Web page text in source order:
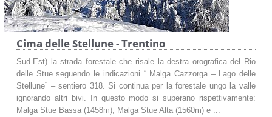
Cima delle Stellune - Trentino
Sud-Est) la strada forestale che risale la destra orografica del Rio
delle Stue seguendo le indicazioni “ Malga Cazzorga – Lago delle
Stellune” – sentiero 318. Si continua per la forestale ungo la valle
ignorando altri bivi. In questo modo si superano rispettivamente:
Malga Stue Bassa (1458m); Malga Stue Alta (1560m) e ...